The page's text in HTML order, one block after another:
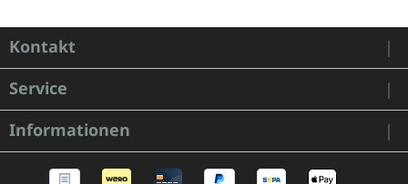
Kontakt
Service
Informationen